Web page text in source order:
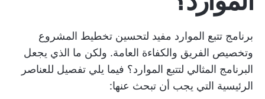
برنامج تتبع الموارد مفيد لتحسين تخطيط المشروع
وتخصيص الفريق والكفاءة العامة. ولكن ما الذي يجعل
البرنامج المثالي لتتبع الموارد؟ فيما يلي تفصيل للعناصر
الرئيسية التي يجب أن تبحث عنها: